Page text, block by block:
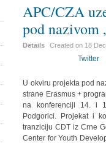
APC/CZA
pod nazivom
Details Created on 18
Twitter
U okviru projekta pod
strane Erasmus +
na konferenciji 14. i
Podgorici. Projekat i
tranziciju CDT iz Crne
Center for Youth